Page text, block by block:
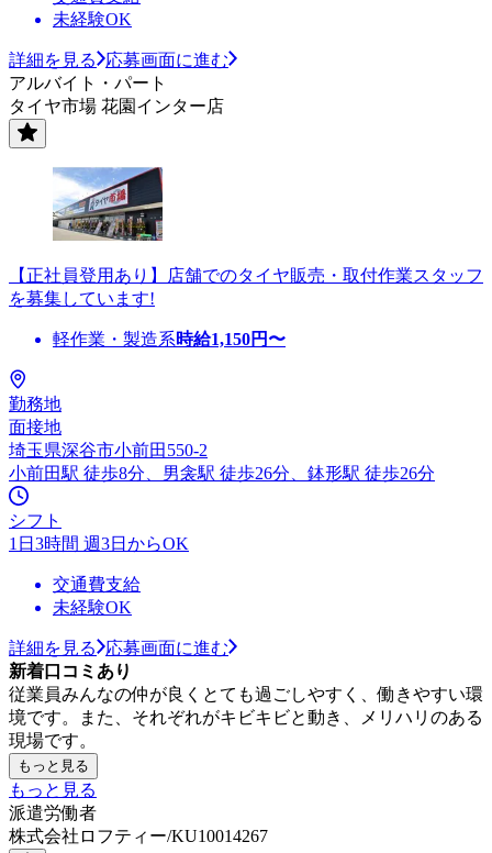
未経験OK
詳細を見る
応募画面に進む
アルバイト・パート
タイヤ市場 花園インター店
【正社員登用あり】店舗でのタイヤ販売・取付作業スタッフ
を募集しています!
軽作業・製造系時給1,150円〜
勤務地
面接地
埼玉県深谷市小前田550-2
小前田駅 徒歩8分、男衾駅 徒歩26分、鉢形駅 徒歩26分
シフト
1日3時間 週3日からOK
交通費支給
未経験OK
詳細を見る
応募画面に進む
新着口コミあり
従業員みんなの仲が良くとても過ごしやすく、働きやすい環
境です。また、それぞれがキビキビと動き、メリハリのある
現場です。
もっと見る
もっと見る
派遣労働者
株式会社ロフティー/KU10014267